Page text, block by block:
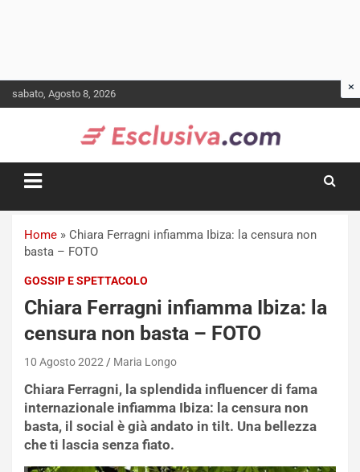
to
sabato, Agosto 8, 2026
Home » Chiara Ferragni infiamma Ibiza: la censura non
basta – FOTO
GOSSIP E SPETTACOLO
Chiara Ferragni infiamma Ibiza: la
censura non basta – FOTO
10 Agosto 2022 Maria Longo
Chiara Ferragni, la splendida influencer di fama
internazionale infiamma Ibiza: la censura non
basta, il social è già andato in tilt. Una bellezza
che ti lascia senza fiato.